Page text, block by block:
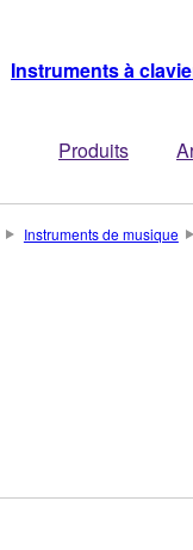
Instruments à
Produits
Instruments de musique